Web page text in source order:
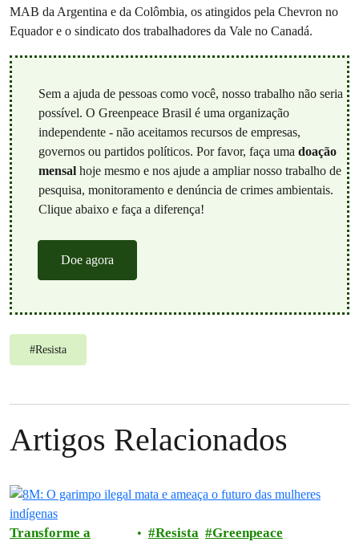
MAB da Argentina e da Colômbia, os atingidos pela Chevron no
Equador e o sindicato dos trabalhadores da Vale no Canadá.
Sem a ajuda de pessoas como você, nosso trabalho não seria
possível. O Greenpeace Brasil é uma organização
independente - não aceitamos recursos de empresas,
governos ou partidos políticos. Por favor, faça uma doação
mensalhoje mesmo e nos ajude a ampliar nosso trabalho de
pesquisa, monitoramento e denúncia de crimes ambientais.
Clique abaixo e faça a diferença!
Doe agora
#Resista
Artigos Relacionados
Transforme a
Resista
Greenpeace